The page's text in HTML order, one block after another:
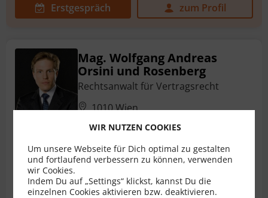
Erstgespräch zum Profil
Mag. Wolfgang Andreas
Orsini und Rosenberg
Rechtsanwalt für Vertragsrecht
1010 Wien
24Bewertungen
Ehevertrag AGB
Darlehensvertrag
Dienstvertrag
Erbvertrag + 11 weitere
WIR NUTZEN COOKIES
Um unsere Webseite für Dich optimal zu gestalten
und fortlaufend verbessern zu können, verwenden
wir Cookies.
Indem Du auf „Settings“ klickst, kannst Du die
einzelnen Cookies aktivieren bzw. deaktivieren.